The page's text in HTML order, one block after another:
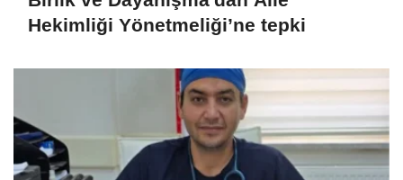
Hekimliği Yönetmeliği’ne tepki